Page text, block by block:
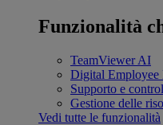
Funzionalità
TeamViewer AI
Digital Employee
Supporto e
Gestione delle
Vedi tutte le funzionalità